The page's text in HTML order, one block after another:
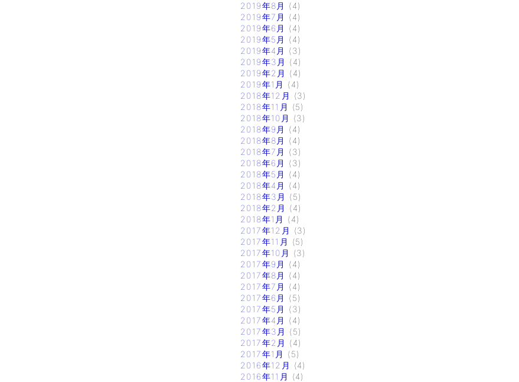
2019年8月
(4)
2019年7月
(4)
2019年6月
(4)
2019年5月
(4)
2019年4月
(3)
2019年3月
(4)
2019年2月
(4)
2019年1月
(4)
2018年12月
(3)
2018年11月
(5)
2018年10月
(3)
2018年9月
(4)
2018年8月
(4)
2018年7月
(3)
2018年6月
(3)
2018年5月
(4)
2018年4月
(4)
2018年3月
(5)
2018年2月
(4)
2018年1月
(4)
2017年12月
(3)
2017年11月
(5)
2017年10月
(3)
2017年9月
(4)
2017年8月
(4)
2017年7月
(4)
2017年6月
(5)
2017年5月
(3)
2017年4月
(4)
2017年3月
(5)
2017年2月
(4)
2017年1月
(5)
2016年12月
(4)
2016年11月
(4)